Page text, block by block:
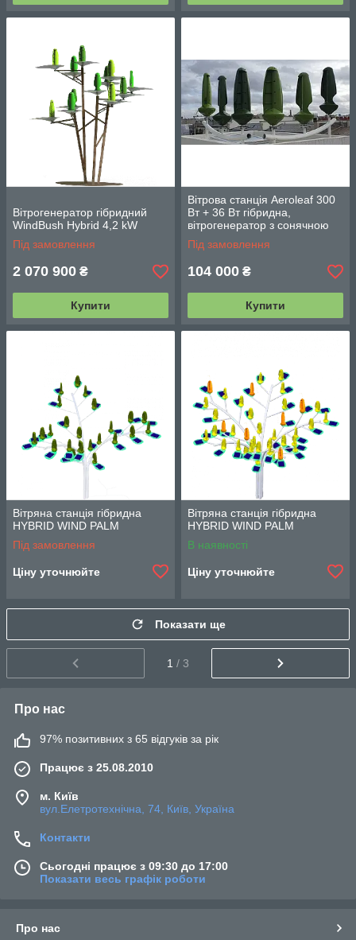
Вітрогенератор гібридний
WindBush Hybrid 4,2 kW
Під замовлення
2 070 900 ₴
Купити
Вітрова станція Aeroleaf 300
Вт + 36 Вт гібридна,
вітрогенератор з сонячною
панеллю
Під замовлення
104 000 ₴
Купити
Вітряна станція гібридна
HYBRID WIND PALM
Під замовлення
Ціну уточнюйте
Вітряна станція гібридна
HYBRID WIND PALM
В наявності
Ціну уточнюйте
Показати ще
1 / 3
Про нас
97% позитивних з 65 відгуків за рік
Працює з 25.08.2010
м. Київ
вул.Елетротехнічна, 74, Київ, Україна
Контакти
Сьогодні працює з 09:30 до 17:00
Показати весь графік роботи
Про нас